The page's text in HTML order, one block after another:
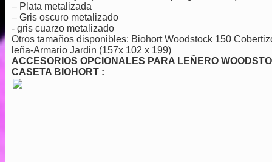
– Plata metalizada
– Gris oscuro metalizado
- gris cuarzo metalizado
Otros tamaños disponibles: Biohort Woodstock 150
leña-Armario Jardin (157x 102 x 199)
ACCESORIOS OPCIONALES PARA LEÑERO
CASETA BIOHORT :